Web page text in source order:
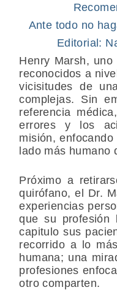
Ante todo no
Editorial:
Henry Marsh,
reconocidos a
vicisitudes de
complejas. Sin
referencia
errores y los
misión,
lado más humano
Próximo a
quirófano, el Dr.
experiencias
que su profesión
capitulo sus
recorrido a lo
humana; una
profesiones
otro comparten.